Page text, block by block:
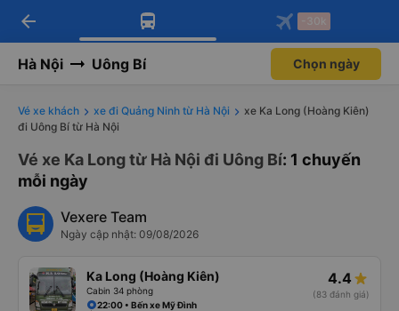
Tải app Vexere ngay!
Nhận ưu đãi thành viên độc
Mở app
Tải app Vexere
-30k/ghế khi đặt vé máy bay qua
Mở app
arrow_back -30k
Hà Nội Uông Bí Chọn ngày
Vé xe khách xe đi Quảng Ninh từ Hà Nội
xe Ka Long (Hoàng Kiên)
đi Uông Bí từ Hà Nội
Vé xe Ka Long từ Hà Nội đi Uông Bí: 1 chuyến
mỗi ngày
Vexere Team
Ngày cập nhật: 09/08/2026
Ka Long (Hoàng Kiên)
Cabin 34 phòng
4.4
(83 đánh giá)
22:00 • Bến xe Mỹ Đình